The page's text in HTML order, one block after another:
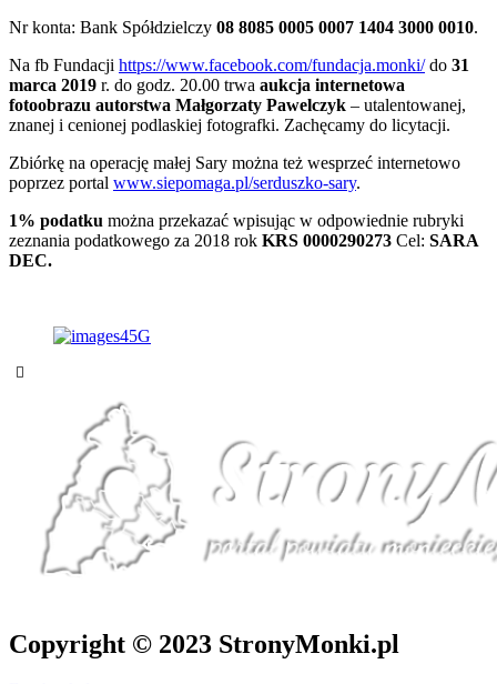
Nr konta: Bank Spółdzielczy 08 8085 0005 0007 1404 3000 0010.
Na fb Fundacji https://www.facebook.com/fundacja.monki/do 31
marca 2019 r. do godz. 20.00 trwa aukcja internetowa
fotoobrazu autorstwa Małgorzaty Pawelczyk – utalentowanej,
znanej i cenionej podlaskiej fotografki. Zachęcamy do licytacji.
Zbiórkę na operację małej Sary można też wesprzeć internetowo
poprzez portal www.siepomaga.pl/serduszko-sary.
1% podatku można przekazać wpisując w odpowiednie rubryki
zeznania podatkowego za 2018 rok KRS 0000290273 Cel: SARA
DEC.
Copyright © 2023 StronyMonki.pl